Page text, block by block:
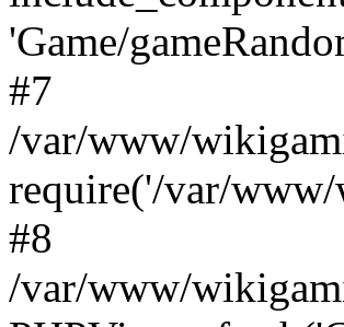
'Game/
#7
/var/www/
require('/var/
#8
/var/www/